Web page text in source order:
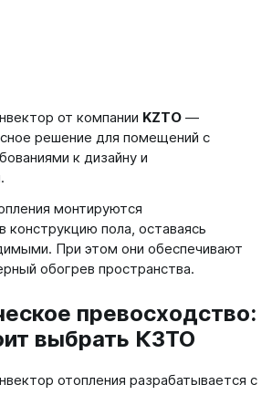
от компании KZTO —
решение для помещений с
к дизайну и
монтируются
конструкцию пола, оставаясь
При этом они обеспечивают
обогрев пространства.
превосходство:
выбрать КЗТО
отопления разрабатывается с